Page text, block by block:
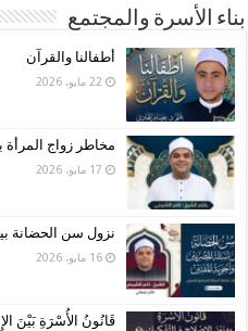
بناء الأسرة والمجتمع
أطفالنا والقرآن
22 مايو، 2026
مخاطر زواج المرأة
17 مايو، 2026
نزول سن الحضانة
16 مايو، 2026
قَانُونُ الأُسْرَةِ بَيْنَ